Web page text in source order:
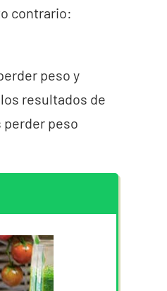
contrario:
peso y
resultados de
peso